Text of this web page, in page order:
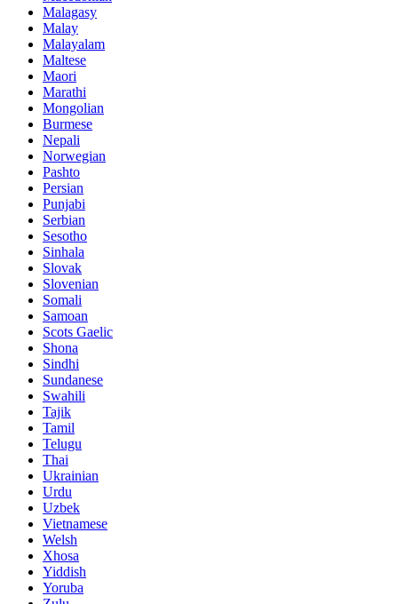
Malagasy
Malay
Malayalam
Maltese
Maori
Marathi
Mongolian
Burmese
Nepali
Norwegian
Pashto
Persian
Punjabi
Serbian
Sesotho
Sinhala
Slovak
Slovenian
Somali
Samoan
Scots Gaelic
Shona
Sindhi
Sundanese
Swahili
Tajik
Tamil
Telugu
Thai
Ukrainian
Urdu
Uzbek
Vietnamese
Welsh
Xhosa
Yiddish
Yoruba